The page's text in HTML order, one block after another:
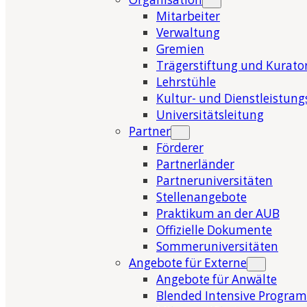
Mitarbeiter
Verwaltung
Gremien
Trägerstiftung und
Lehrstühle
Kultur- und
Universitätsleitung
Partner
Förderer
Partnerländer
Partneruniversitäten
Stellenangebote
Praktikum an der AUB
Offizielle Dokumente
Sommeruniversitäten
Angebote für Externe
Angebote für Anwälte
Blended Intensive Program